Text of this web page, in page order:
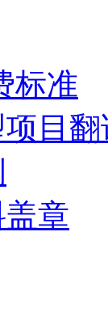
标准
目翻
章